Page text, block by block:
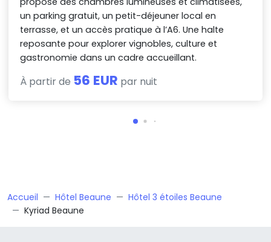
un parking gratuit, un petit-déjeuner local en
terrasse, et un accès pratique à l’A6. Une halte
reposante pour explorer vignobles, culture et
gastronomie dans un cadre accueillant.
À partir de 56 EUR par nuit
Accueil Hôtel Beaune
Hôtel 3 étoiles Beaune
Kyriad Beaune